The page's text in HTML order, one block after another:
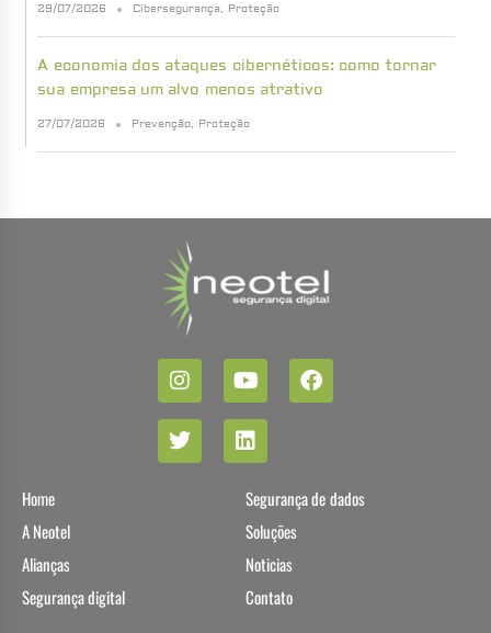
29/07/2026 Cibersegurança, Proteção
A economia dos ataques cibernéticos: como tornar
sua empresa um alvo menos atrativo
27/07/2026 Prevenção, Proteção
Home
A Neotel
Alianças
Segurança digital
Segurança de dados
Soluções
Noticias
Contato